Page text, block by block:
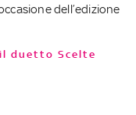
dell’edizione